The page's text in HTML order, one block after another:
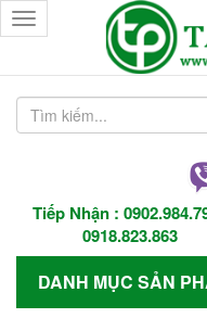
Tiếp Nhận :
0918.823.863
Toggle
navigation
DANH MỤC SẢN